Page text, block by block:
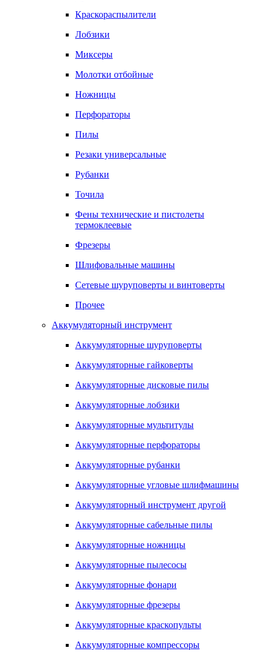
Краскораспылители
Лобзики
Миксеры
Молотки отбойные
Ножницы
Перфораторы
Пилы
Резаки универсальные
Рубанки
Точила
Фены технические и пистолеты
термоклеевые
Фрезеры
Шлифовальные машины
Сетевые шуруповерты и винтоверты
Прочее
Аккумуляторный инструмент
Аккумуляторные шуруповерты
Аккумуляторные гайковерты
Аккумуляторные дисковые пилы
Аккумуляторные лобзики
Аккумуляторные мультитулы
Аккумуляторные перфораторы
Аккумуляторные рубанки
Аккумуляторные угловые шлифмашины
Аккумуляторный инструмент другой
Аккумуляторные сабельные пилы
Аккумуляторные ножницы
Аккумуляторные пылесосы
Аккумуляторные фонари
Аккумуляторные фрезеры
Аккумуляторные краскопульты
Аккумуляторные компрессоры